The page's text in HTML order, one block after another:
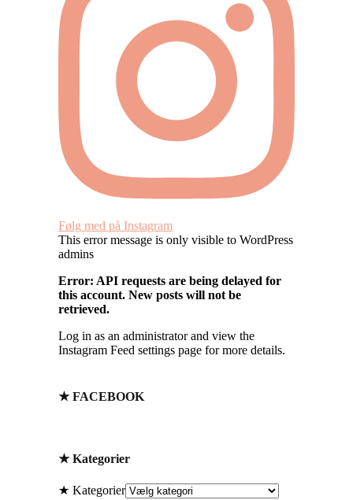
Følg med på Instagram
This error message is only visible to WordPress
admins
Error: API requests are being delayed for
this account. New posts will not be
retrieved.
Log in as an administrator and view the
Instagram Feed settings page for more details.
★ FACEBOOK
★ Kategorier
★ Kategorier